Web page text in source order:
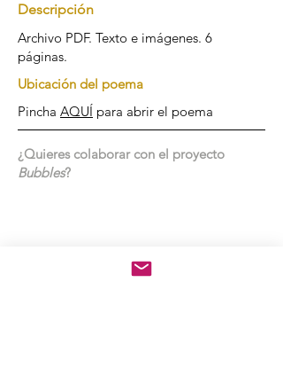
Descripción
Archivo PDF. Texto e imágenes. 6
páginas.
Ubicación del poema
Pincha AQUÍ para abrir el poema
¿Quieres colaborar con el proyecto
Bubbles?
Ver cómo